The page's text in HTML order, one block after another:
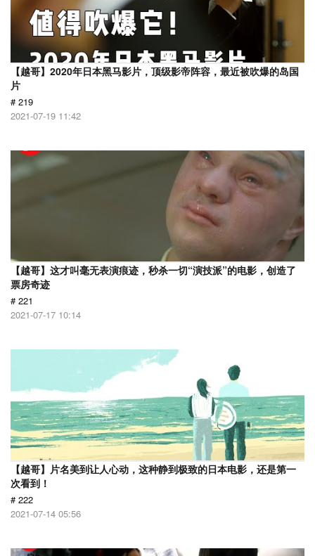
【越哥】2020年日本黑马影片，顶级影帝阵容，最近被吹爆的岛国
片
# 219
2021-07-19 11:42
【越哥】这才叫毫无表演痕迹，秒杀一切“演技派”的电影，创造了
票房奇迹
# 221
2021-07-17 10:14
【越哥】片名美到让人心动，这种静到极致的日本电影，还是第一
次看到！
# 222
2021-07-14 05:56